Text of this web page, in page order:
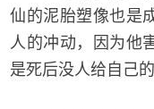
仙的泥胎塑像也是
人的冲动，因为他
是死后没人给自己